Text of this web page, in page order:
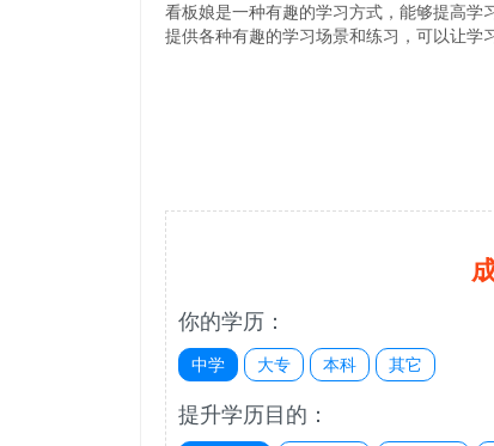
看板娘是一种有趣的学习方式，能够提高学
提供各种有趣的学习场景和练习，可以让学
你的学历：
中学 大专 本科 其它
提升学历目的：